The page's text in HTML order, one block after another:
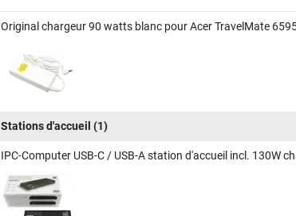
Original chargeur 90 watts blanc pour Acer TravelMate
Stations d'accueil (1)
IPC-Computer USB-C / USB-A station d'accueil incl. 130W